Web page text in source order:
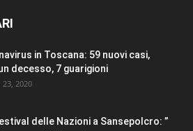
in Toscana: 59 nuovi casi,
decesso, 7 guarigioni
2020
delle Nazioni a Sansepolcro: ”